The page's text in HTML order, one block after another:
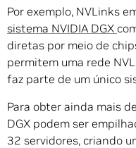
Por exemplo, NVLinks
sistema NVIDIA DGX
diretas por meio de
permitem uma rede
faz parte de um único
Para obter ainda mais
DGX podem ser
32 servidores, criando